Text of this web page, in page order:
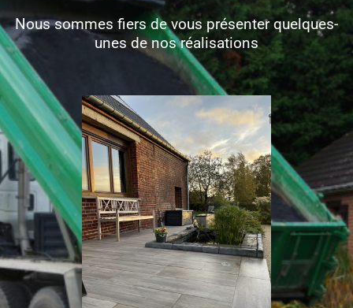
Nous sommes fiers de vous présenter quelques-
unes de nos réalisations